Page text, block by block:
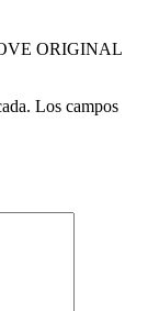
ORIGINAL
Los campos